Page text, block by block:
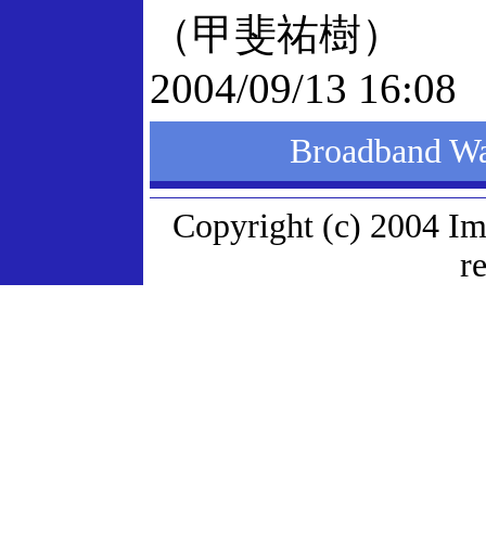
（甲斐祐樹）
2004/09/13 16:08
Broadband
Copyright (c) 2004